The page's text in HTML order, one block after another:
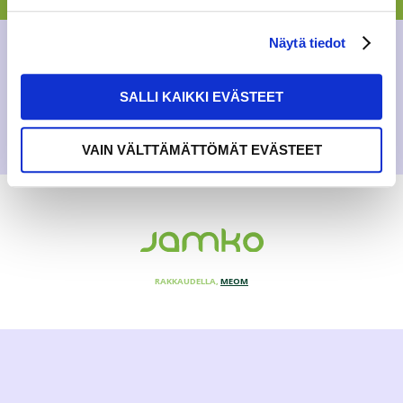
Näytä tiedot
SALLI KAIKKI EVÄSTEET
VAIN VÄLTTÄMÄTTÖMÄT EVÄSTEET
BLOGI
21.2.2019
RAKKAUDELLA, MEOM